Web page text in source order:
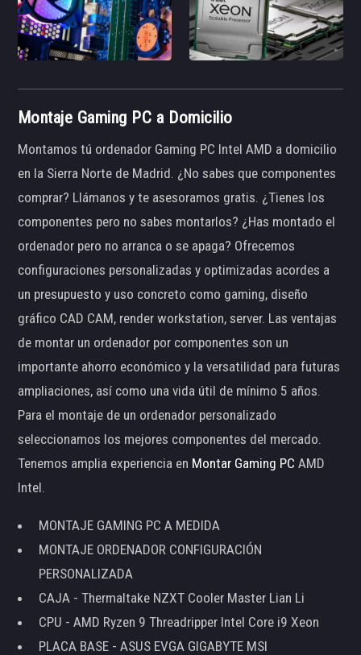
Montaje Gaming PC a Domicilio
Montamos tú ordenador Gaming PC Intel AMD a domicilio
en la Sierra Norte de Madrid. ¿No sabes que componentes
comprar? Llámanos y te asesoramos gratis. ¿Tienes los
componentes pero no sabes montarlos? ¿Has montado el
ordenador pero no arranca o se apaga? Ofrecemos
configuraciones personalizadas y optimizadas acordes a
un presupuesto y uso concreto como gaming, diseño
gráfico CAD CAM, render workstation, server. Las ventajas
de montar un ordenador por componentes son un
importante ahorro económico y la versatilidad para futuras
ampliaciones, así como una vida útil de mínimo 5 años.
Para el montaje de un ordenador personalizado
seleccionamos los mejores componentes del mercado.
Tenemos amplia experiencia en Montar Gaming PC AMD
Intel.
MONTAJE GAMING PC A MEDIDA
MONTAJE ORDENADOR CONFIGURACIÓN
PERSONALIZADA
CAJA - Thermaltake NZXT Cooler Master Lian Li
CPU - AMD Ryzen 9 Threadripper Intel Core i9 Xeon
PLACA BASE - ASUS EVGA GIGABYTE MSI